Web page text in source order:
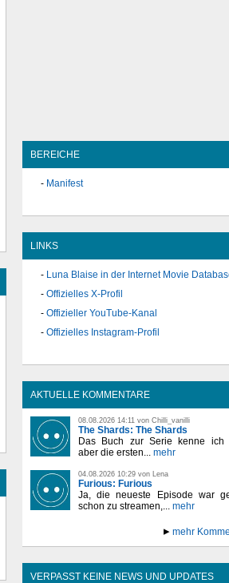
BEREICHE
Manifest
LINKS
Luna Blaise in der Internet Movie
Offizielles X-Profil
Offizieller YouTube-Kanal
Offizielles Instagram-Profil
AKTUELLE KOMMENTARE
08.08.2026 14:11 von Chilli_vanilli
The Shards: The Shards
Das Buch zur Serie kenne ich
aber die ersten... mehr
04.08.2026 10:29 von Lena
Furious: Furious
Ja, die neueste Episode war
schon zu streamen,... mehr
mehr
VERPASST KEINE NEWS UND UPDATES